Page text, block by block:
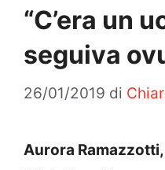
“C’era un
seguiva
26/01/2019 di
Aurora